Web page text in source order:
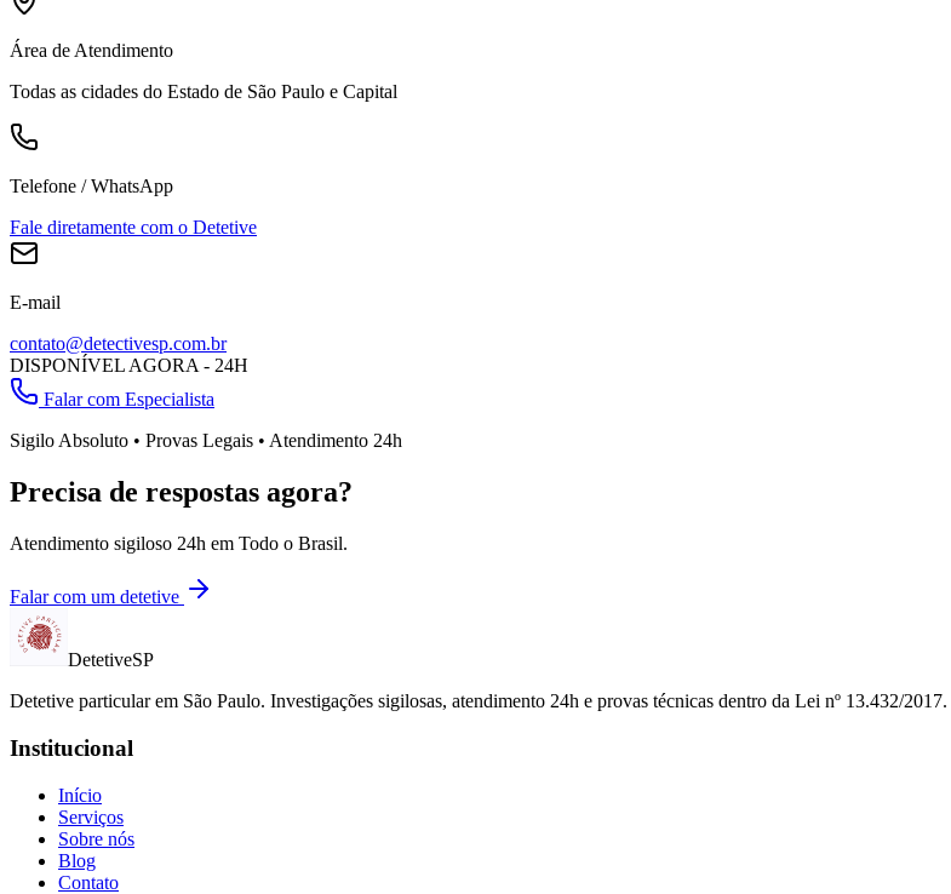
Área de Atendimento
Todas as cidades do Estado de São Paulo e Capital
Telefone / WhatsApp
Fale diretamente com o Detetive
E-mail
contato@detectivesp.com.br
DISPONÍVEL AGORA - 24H
Falar com Especialista
Sigilo Absoluto • Provas Legais • Atendimento 24h
Precisa de respostas agora?
Atendimento sigiloso 24h em Todo o Brasil.
Falar com um detetive
DetetiveSP
Detetive particular em São Paulo. Investigações sigilosas, atendimento 24h e provas técnicas dentro da Lei nº 13.432/2017.
Institucional
Início
Serviços
Sobre nós
Blog
Contato